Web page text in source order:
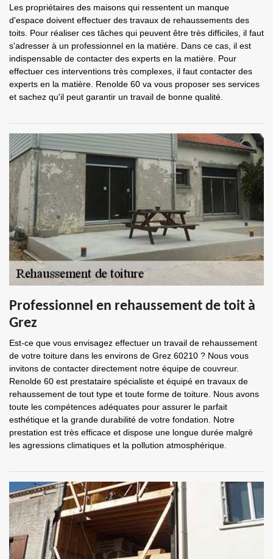
Les propriétaires des maisons qui ressentent un manque
d'espace doivent effectuer des travaux de rehaussements des
toits. Pour réaliser ces tâches qui peuvent être très difficiles, il faut
s'adresser à un professionnel en la matière. Dans ce cas, il est
indispensable de contacter des experts en la matière. Pour
effectuer ces interventions très complexes, il faut contacter des
experts en la matière. Renolde 60 va vous proposer ses services
et sachez qu'il peut garantir un travail de bonne qualité.
Professionnel en rehaussement de toit à
Grez
Est-ce que vous envisagez effectuer un travail de rehaussement
de votre toiture dans les environs de Grez 60210 ? Nous vous
invitons de contacter directement notre équipe de couvreur.
Renolde 60 est prestataire spécialiste et équipé en travaux de
rehaussement de tout type et toute forme de toiture. Nous avons
toute les compétences adéquates pour assurer le parfait
esthétique et la grande durabilité de votre fondation. Notre
prestation est très efficace et dispose une longue durée malgré
les agressions climatiques et la pollution atmosphérique.